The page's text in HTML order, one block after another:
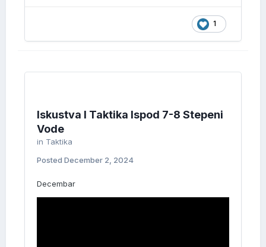
1
Iskustva I Taktika Ispod 7-8 Stepeni
Vode
in Taktika
Posted December 2, 2024
Decembar